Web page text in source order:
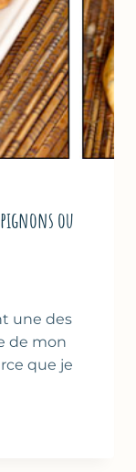
ou
une des
de mon
que je